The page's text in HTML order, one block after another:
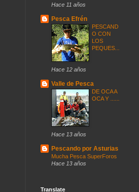
Hace 11 años
Pesca Efrén
PESCAND
O CON
LOS
PEQUES...
Hace 12 años
Valle de Pesca
DE OCA A
OCA Y ......
Hace 13 años
Pescando por Asturias
Mucha Pesca SuperForos
Hace 13 años
Translate